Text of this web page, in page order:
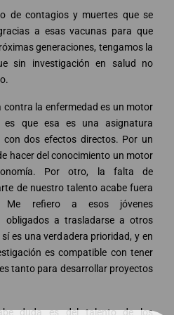
de contagios y muertes que se
a esas vacunas para que
generaciones, tengamos la
sin investigación en salud no
contra la enfermedad es un motor
es que esa es una asignatura
con dos efectos directos. Por un
hacer del conocimiento un motor
Por otro, la falta de
de nuestro talento acabe fuera
Me refiero a esos jóvenes
obligados a trasladarse a otros
es una verdadera prioridad, y en
es compatible con tener
tanto para desarrollar proyectos
duda es del talento de los